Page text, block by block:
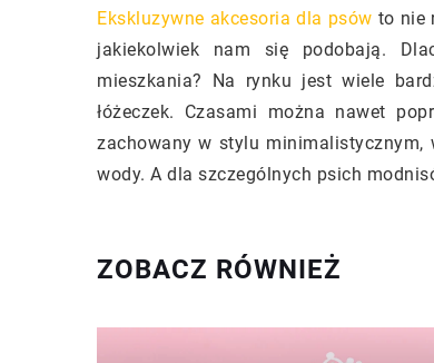
Ekskluzywne akcesoria dla psów to nie
jakiekolwiek nam się podobają.
mieszkania? Na rynku jest wiele
łóżeczek. Czasami można nawet
zachowany w stylu minimalistycznym,
wody. A dla szczególnych psich
ZOBACZ RÓWNIEŻ